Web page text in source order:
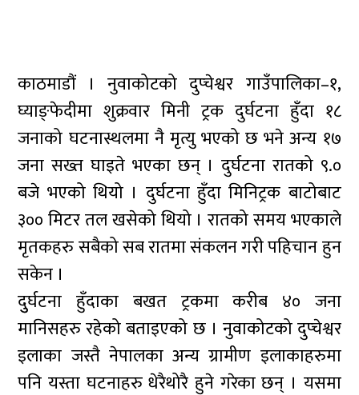
काठमाडौं । नुवाकोटको दुप्चेश्वर गाउँपालिका–१,
घ्याङ्फेदीमा शुक्रवार मिनी ट्रक दुर्घटना हुँदा १८
जनाको घटनास्थलमा नै मृत्यु भएको छ भने अन्य १७
जना सख्त घाइते भएका छन् । दुर्घटना रातको ९.०
बजे भएको थियो । दुर्घटना हुँदा मिनिट्रक बाटोबाट
३०० मिटर तल खसेको थियो । रातको समय भएकाले
मृतकहरु सबैको सब रातमा संकलन गरी पहिचान हुन
सकेन ।
दुुर्घटना हुँदाका बखत ट्रकमा करीब ४० जना
मानिसहरु रहेको बताइएको छ । नुवाकोटको दुप्चेश्वर
इलाका जस्तै नेपालका अन्य ग्रामीण इलाकाहरुमा
पनि यस्ता घटनाहरु धेरैथोरै हुने गरेका छन् । यसमा